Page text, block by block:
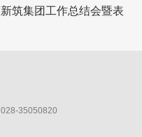
筑集团工作总结会暨表
35050820